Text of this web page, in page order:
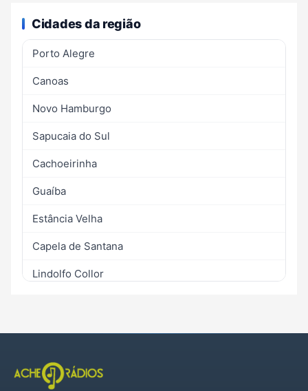
Cidades da região
Porto Alegre
Canoas
Novo Hamburgo
Sapucaia do Sul
Cachoeirinha
Guaíba
Estância Velha
Capela de Santana
Lindolfo Collor
Campo Bom